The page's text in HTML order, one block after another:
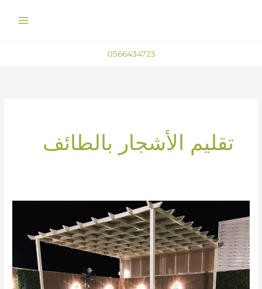
0566434723
تقليم الأشجار بالطائف
الحدائق
في
الطائف
ومكة:
كيف